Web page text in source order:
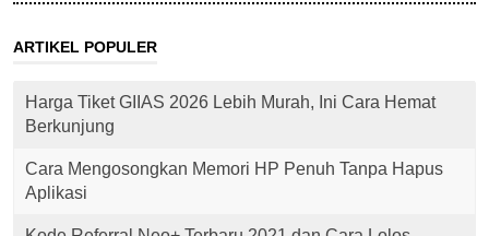
ARTIKEL POPULER
Harga Tiket GIIAS 2026 Lebih Murah, Ini Cara Hemat
Berkunjung
Cara Mengosongkan Memori HP Penuh Tanpa Hapus
Aplikasi